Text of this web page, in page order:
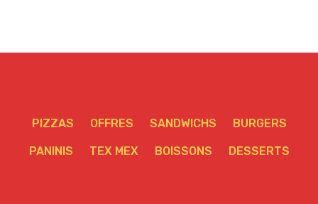
PIZZAS OFFRES SANDWICHS BURGERS
PANINIS TEX MEX BOISSONS DESSERTS